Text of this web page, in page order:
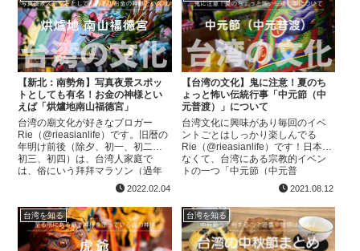
【新北：南勢角】写真夜景スポッ
トとしても有名！お金の神様とい
えば「烘爐地南山福德宮」
台湾の廟文化が好きなブロガー
Rie（@rieasianlife）です。旧暦の
年明け前後（除夕、初一、初二、
初三、初四）は、台湾人家庭で
は、俗にいう拜拜マラソン（過年
拜拜）真っ最中！！各日にちで決
まったお寺にお参りに行きます。
その拜拜マラソン...
2022.02.04
【台湾の文化】鬼に注意！夏のち
ょっと怖い伝統行事「中元節（中
元普渡）」について
台湾文化に興味があり毎回のイベ
ントごとはしっかり楽しんでる
Rie（@rieasianlife）です！日本に
なくて、台湾にある宗教的イベン
トの一つ「中元節（中元普
渡）」。農歴７月１５日に開催さ
れる、少しこわ〜いイベントで
す。今回は、そんな中元...
2021.08.12
台湾を知る 台湾を知る